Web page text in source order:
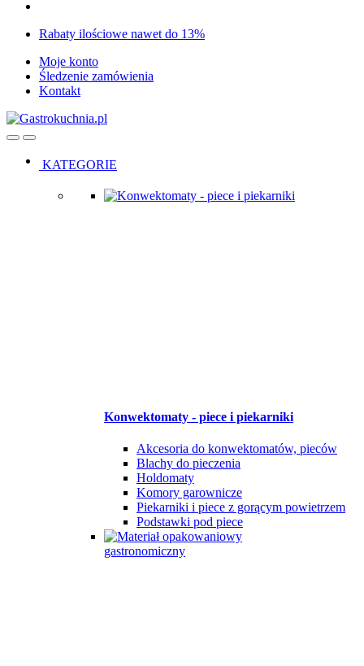
Skip
navigation
Skip
content
Rabaty ilościowe nawet do 13%
Moje konto
Śledzenie zamówienia
Kontakt
OpenClose
KATEGORIE
Konwektomaty - piece i piekarniki
Akcesoria do konwektomatów, pieców
Blachy do pieczenia
Holdomaty
Komory garownicze
Piekarniki i piece z gorącym powietrzem
Podstawki pod piece